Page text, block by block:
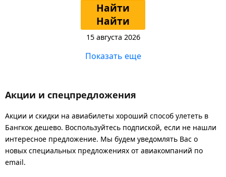
Найти
Найти
15 августа 2026
Показать еще
Акции и спецпредложения
Акции и скидки на авиабилеты хороший способ улететь в
Бангкок дешево. Воспользуйтесь подпиской, если не нашли
интересное предложение. Мы будем уведомлять Вас о
новых специальных предложениях от авиакомпаний по
email.